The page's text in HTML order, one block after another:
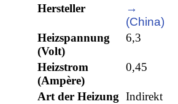
Hersteller
→
(China)
Heizspannung
(Volt)
6,3
Heizstrom
(Ampère)
0,45
Art der Heizung Indirekt